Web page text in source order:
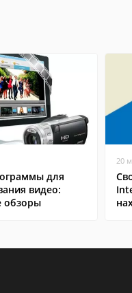
для
видео:
обзоры
20